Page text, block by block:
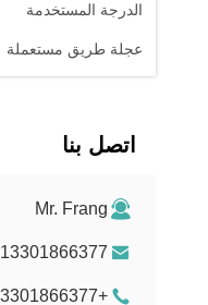
الدرجة المستخدمة
عجلة طريق مستعملة
اتصل بنا
Mr. Frang
13301866377@163.com
+8613301866377